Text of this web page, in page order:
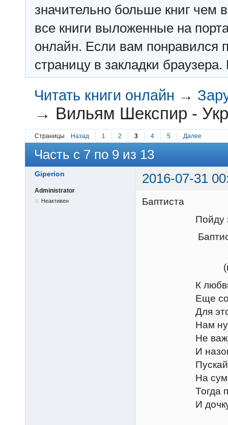
значительно больше книг чем
все книги выложенные на
онлайн. Если вам понравился
страницу в закладки
Читать книги онлайн →
→ Вильям Шекспир -
Страницы Назад 1 2 3 4 5 Далее
Часть с 7 по 9 из 13
Giperion 2016-07-31
Administrator
Неактивен
Баптиста
Пойду за ним,
Баптиста,
(к
К любви
Еще
Для этого,
Нам нужен
Не важно,
И назовем
Пускай он
На суммы
Тогда плоды
И дочку вам